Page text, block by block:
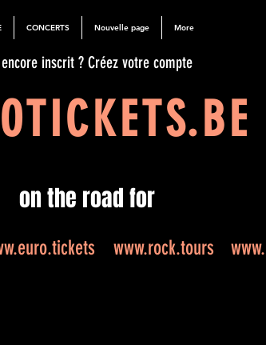
CONCERTS Nouvelle page More
encore inscrit ? Créez votre compte
on the road for
www.rock.tours